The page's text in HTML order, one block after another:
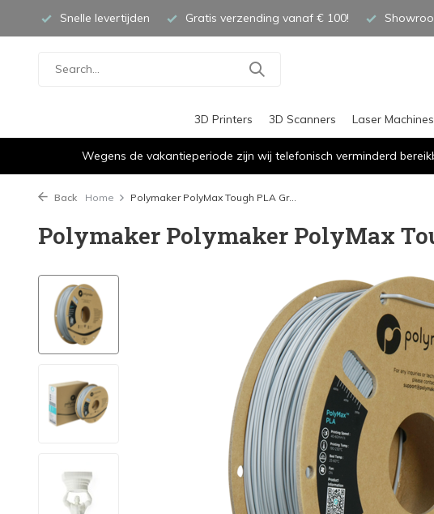
Snelle levertijden Gratis verzending vanaf € 100!
3D Printers 3D Scanners Laser Machines
Wegens de vakantieperiode zijn wij telefonisch verminderd
Back Home Polymaker PolyMax Tough PLA Gr...
Polymaker Polymaker PolyMax